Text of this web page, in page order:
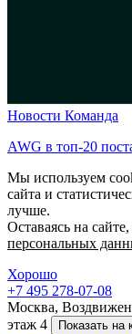
Новости Команда
AWG в топ-20
Мы используем
сайта и
лучше.
Оставаясь на
персональных
Хорошо
+7 495 278-07-08
Москва,
этаж 4
Показать на